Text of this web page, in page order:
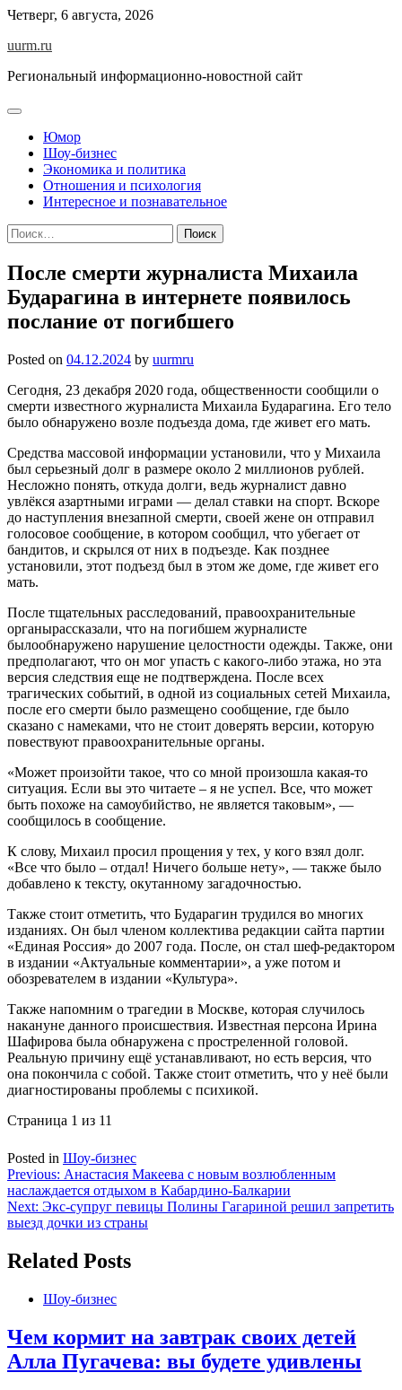
Skip
content
Четверг, 6 августа, 2026
uurm.ru
Региональный информационно-новостной сайт
Юмор
Шоу-бизнес
Экономика и политика
Отношения и психология
Интересное и познавательное
Найти:
После смерти журналиста Михаила
Бударагина в интернете появилось
послание от погибшего
Posted on 04.12.2024 by uurmru
Сегодня, 23 декабря 2020 года, общественности сообщили о
смерти известного журналиста Михаила Бударагина. Его тело
было обнаружено возле подъезда дома, где живет его мать.
Средства массовой информации установили, что у Михаила
был серьезный долг в размере около 2 миллионов рублей.
Несложно понять, откуда долги, ведь журналист давно
увлёкся азартными играми — делал ставки на спорт. Вскоре
до наступления внезапной смерти, своей жене он отправил
голосовое сообщение, в котором сообщил, что убегает от
бандитов, и скрылся от них в подъезде. Как позднее
установили, этот подъезд был в этом же доме, где живет его
мать.
После тщательных расследований, правоохранительные
органырассказали, что на погибшем журналисте
былообнаружено нарушение целостности одежды. Также, они
предполагают, что он мог упасть с какого-либо этажа, но эта
версия следствия еще не подтверждена. После всех
трагических событий, в одной из социальных сетей Михаила,
после его смерти было размещено сообщение, где было
сказано с намеками, что не стоит доверять версии, которую
повествуют правоохранительные органы.
«Может произойти такое, что со мной произошла какая-то
ситуация. Если вы это читаете – я не успел. Все, что может
быть похоже на самоубийство, не является таковым», —
сообщилось в сообщение.
К слову, Михаил просил прощения у тех, у кого взял долг.
«Все что было – отдал! Ничего больше нету», — также было
добавлено к тексту, окутанному загадочностью.
Также стоит отметить, что Бударагин трудился во многих
изданиях. Он был членом коллектива редакции сайта партии
«Единая Россия» до 2007 года. После, он стал шеф-редактором
в издании «Актуальные комментарии», а уже потом и
обозревателем в издании «Культура».
Также напомним о трагедии в Москве, которая случилось
накануне данного происшествия. Известная персона Ирина
Шафирова была обнаружена с простреленной головой.
Реальную причину ещё устанавливают, но есть версия, что
она покончила с собой. Также стоит отметить, что у неё были
диагностированы проблемы с психикой.
Страница 1 из 11
Posted in Шоу-бизнес
Навигация
по
записям
Previous: Анастасия Макеева с новым возлюбленным
наслаждается отдыхом в Кабардино-Балкарии
Next: Экс-супруг певицы Полины Гагариной решил запретить
выезд дочки из страны
Related Posts
Шоу-бизнес
Чем кормит на завтрак своих детей
Алла Пугачева: вы будете удивлены